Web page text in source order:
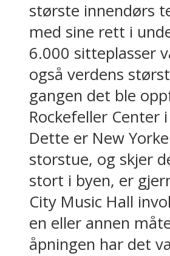
største innendørs
med sine rett i
6.000 sitteplasser
også verdens
gangen det ble
Rockefeller Center
Dette er New
storstue, og skjer
stort i byen, er
City Music Hall
en eller annen
åpningen har det